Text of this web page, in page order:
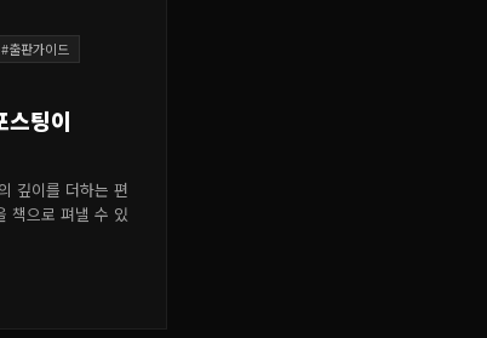
#출판가이드
스팅이
깊이를 더하는 편
책으로 펴낼 수 있